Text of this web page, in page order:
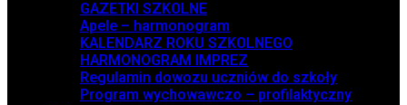
GAZETKI SZKOLNE
Apele – harmonogram
KALENDARZ ROKU SZKOLNEGO
HARMONOGRAM IMPREZ
Regulamin dowozu uczniów do szkoły
Program wychowawczo – profilaktyczny